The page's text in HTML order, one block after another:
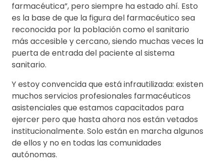
farmacéutica”, pero siempre ha estado ahí. Esto
es la base de que la figura del farmacéutico sea
reconocida por la población como el sanitario
más accesible y cercano, siendo muchas veces la
puerta de entrada del paciente al sistema
sanitario.
Y estoy convencida que está infrautilizada: existen
muchos servicios profesionales farmacéuticos
asistenciales que estamos capacitados para
ejercer pero que hasta ahora nos están vetados
institucionalmente. Solo están en marcha algunos
de ellos y no en todas las comunidades
autónomas.